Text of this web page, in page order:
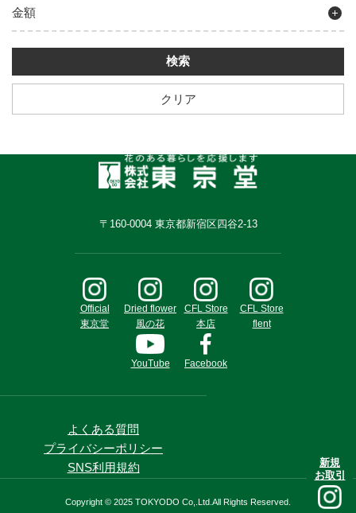
金額
クリア
新規
お取引
〒160-0004 東京都新宿区四谷2-13
Copyright © 2025 TOKYODO Co,.Ltd.All Rights Reserved.
Official
東京堂
Dried flower
風の花
CFL Store
本店
CFL Store
flent
YouTube Facebook
よくある質問
プライバシーポリシー
SNS利用規約